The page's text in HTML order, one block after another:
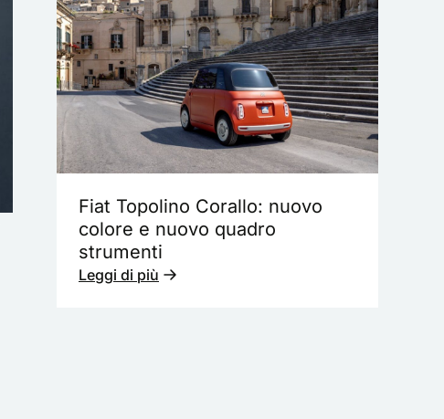
Fiat Topolino Corallo: nuovo
colore e nuovo quadro
strumenti
Leggi di più